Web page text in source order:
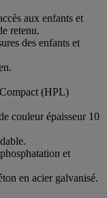
aux enfants et
retenu.
des enfants et
(HPL)
couleur épaisseur 10
et
en acier galvanisé.